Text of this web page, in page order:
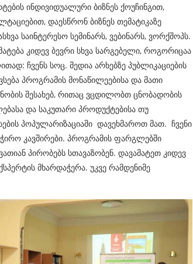
ინდივიდუალური ბიზნეს ქოუჩინგით,
დაესწრონ ბიზნეს თემატიკაზე
საინტერესო სემინარს, ვებინარს, ვორქშოპს.
კიდევ ბევრი სხვა სარგებელი, როგორიცაა
ჩვენს სოც. მედია არხებზე პუბლიკაციების
პროგრამის მონაწილეებისა და მათი
შესახებ, რითაც ვცდილობთ ცნობადობის
და საკუთარი პროდუქტებისა თუ
პოპულარიზაციაში დავეხმაროთ მათ. ჩვენი
კავშირები. პროგრამის ფარგლებში
პირობებს სთავაზობენ. დავამატეთ კიდევ
მხარდაჭერა. უკვე რამდენიმე